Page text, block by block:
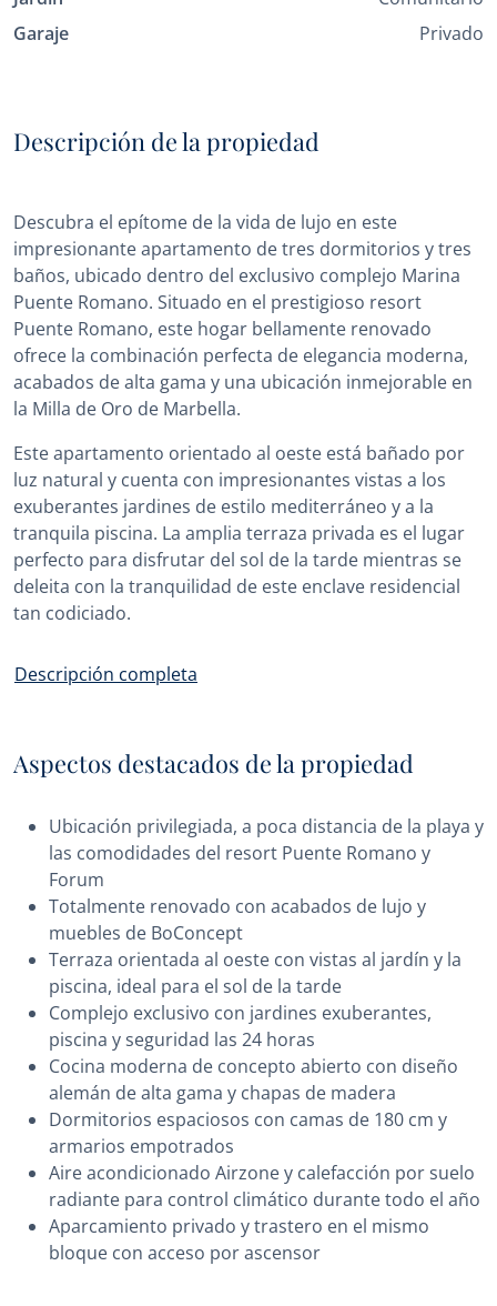
Garaje
Privado
Descripción de la propiedad
Descubra el epítome de la vida de lujo en este
impresionante apartamento de tres dormitorios y tres
baños, ubicado dentro del exclusivo complejo Marina
Puente Romano. Situado en el prestigioso resort
Puente Romano, este hogar bellamente renovado
ofrece la combinación perfecta de elegancia moderna,
acabados de alta gama y una ubicación inmejorable en
la Milla de Oro de Marbella.
Este apartamento orientado al oeste está bañado por
luz natural y cuenta con impresionantes vistas a los
exuberantes jardines de estilo mediterráneo y a la
tranquila piscina. La amplia terraza privada es el lugar
perfecto para disfrutar del sol de la tarde mientras se
deleita con la tranquilidad de este enclave residencial
tan codiciado.
Descripción completa
Aspectos destacados de la propiedad
Ubicación privilegiada, a poca distancia de la playa y
las comodidades del resort Puente Romano y
Forum
Totalmente renovado con acabados de lujo y
muebles de BoConcept
Terraza orientada al oeste con vistas al jardín y la
piscina, ideal para el sol de la tarde
Complejo exclusivo con jardines exuberantes,
piscina y seguridad las 24 horas
Cocina moderna de concepto abierto con diseño
alemán de alta gama y chapas de madera
Dormitorios espaciosos con camas de 180 cm y
armarios empotrados
Aire acondicionado Airzone y calefacción por suelo
radiante para control climático durante todo el año
Aparcamiento privado y trastero en el mismo
bloque con acceso por ascensor